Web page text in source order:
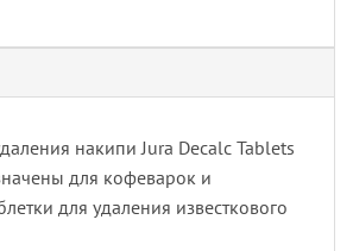
накипи Jura Decalc Tablets
для кофеварок и
для удаления известкового